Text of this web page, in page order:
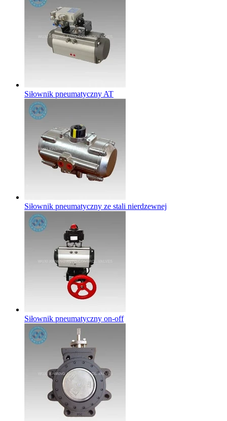
Siłownik pneumatyczny AT
Siłownik pneumatyczny ze stali nierdzewnej
Siłownik pneumatyczny on-off